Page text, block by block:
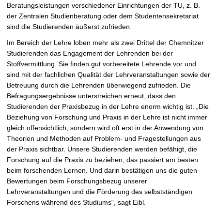
Beratungsleistungen verschiedener Einrichtungen der TU, z. B.
der Zentralen Studienberatung oder dem Studentensekretariat
sind die Studierenden äußerst zufrieden.
Im Bereich der Lehre loben mehr als zwei Drittel der Chemnitzer
Studierenden das Engagement der Lehrenden bei der
Stoffvermittlung. Sie finden gut vorbereitete Lehrende vor und
sind mit der fachlichen Qualität der Lehrveranstaltungen sowie der
Betreuung durch die Lehrenden überwiegend zufrieden. Die
Befragungsergebnisse unterstreichen erneut, dass den
Studierenden der Praxisbezug in der Lehre enorm wichtig ist. „Die
Beziehung von Forschung und Praxis in der Lehre ist nicht immer
gleich offensichtlich, sondern wird oft erst in der Anwendung von
Theorien und Methoden auf Problem- und Fragestellungen aus
der Praxis sichtbar. Unsere Studierenden werden befähigt, die
Forschung auf die Praxis zu beziehen, das passiert am besten
beim forschenden Lernen. Und darin bestätigen uns die guten
Bewertungen beim Forschungsbezug unserer
Lehrveranstaltungen und die Förderung des selbstständigen
Forschens während des Studiums“, sagt Eibl.